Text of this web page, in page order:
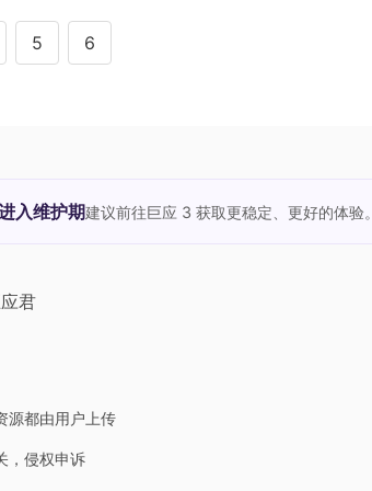
5 6
入维护期建议前往巨应 3 获取更稳定、更好的体验。
君
源都由用户上传
，侵权申诉